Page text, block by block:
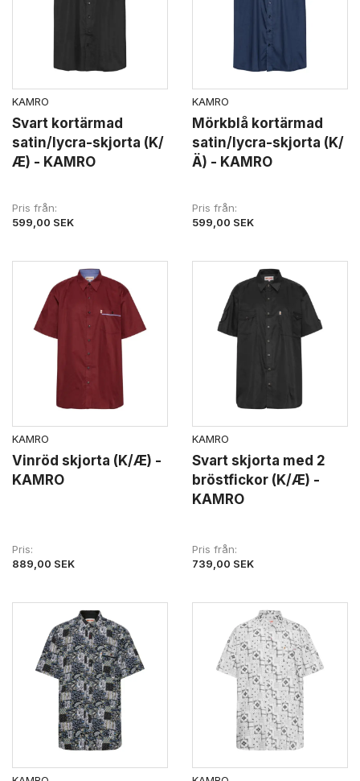
KAMRO
Svart kortärmad
satin/lycra-skjorta (K/
Æ) - KAMRO
Pris från
599,00 SEK
KAMRO
Mörkblå kortärmad
satin/lycra-skjorta (K/
Ä) - KAMRO
Pris från
599,00 SEK
KAMRO
Vinröd skjorta (K/Æ) -
KAMRO
Pris
889,00 SEK
KAMRO
Svart skjorta med 2
bröstfickor (K/Æ) -
KAMRO
Pris från
739,00 SEK